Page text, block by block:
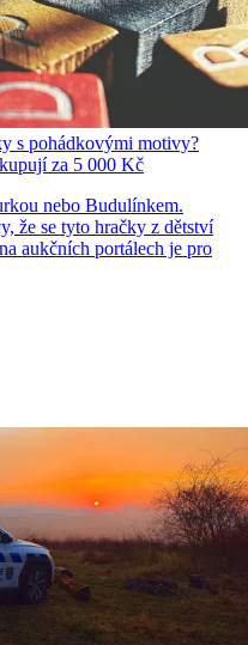
s pohádkovými motivy?
za 5 000 Kč
nebo Budulínkem.
že se tyto hračky z dětství
aukčních portálech je pro